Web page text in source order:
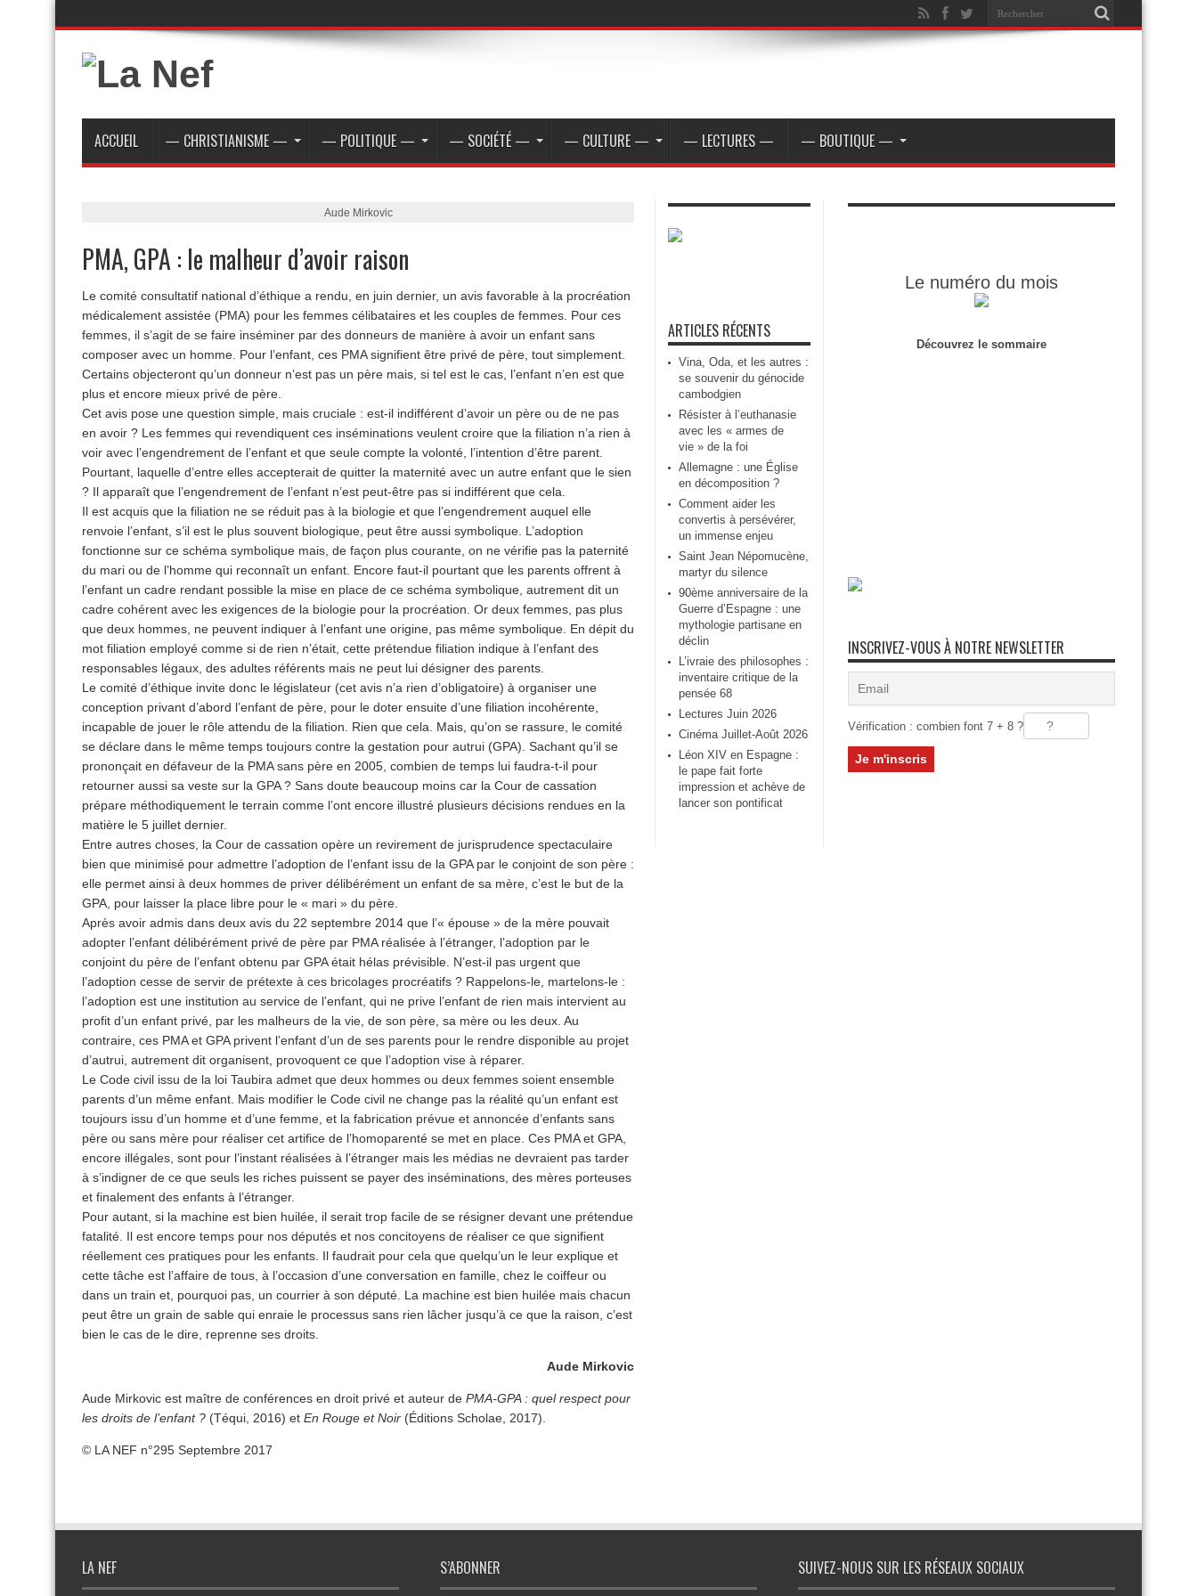
ACCUEIL — CHRISTIANISME — — POLITIQUE — — SOCIÉTÉ — — CULTURE — — LECTURES — — BOUTIQUE —
Aude Mirkovic
PMA, GPA : le malheur d’avoir raison
Le comité consultatif national d’éthique a rendu, en juin dernier, un avis favorable à la procréation
médicalement assistée (PMA) pour les femmes célibataires et les couples de femmes. Pour ces
femmes, il s’agit de se faire inséminer par des donneurs de manière à avoir un enfant sans
composer avec un homme. Pour l’enfant, ces PMA signifient être privé de père, tout simplement.
Certains objecteront qu’un donneur n’est pas un père mais, si tel est le cas, l’enfant n’en est que
plus et encore mieux privé de père.
Cet avis pose une question simple, mais cruciale : est-il indifférent d’avoir un père ou de ne pas
en avoir ? Les femmes qui revendiquent ces inséminations veulent croire que la filiation n’a rien à
voir avec l’engendrement de l’enfant et que seule compte la volonté, l’intention d’être parent.
Pourtant, laquelle d’entre elles accepterait de quitter la maternité avec un autre enfant que le sien
? Il apparaît que l’engendrement de l’enfant n’est peut-être pas si indifférent que cela.
Il est acquis que la filiation ne se réduit pas à la biologie et que l’engendrement auquel elle
renvoie l’enfant, s’il est le plus souvent biologique, peut être aussi symbolique. L’adoption
fonctionne sur ce schéma symbolique mais, de façon plus courante, on ne vérifie pas la paternité
du mari ou de l’homme qui reconnaît un enfant. Encore faut-il pourtant que les parents offrent à
l’enfant un cadre rendant possible la mise en place de ce schéma symbolique, autrement dit un
cadre cohérent avec les exigences de la biologie pour la procréation. Or deux femmes, pas plus
que deux hommes, ne peuvent indiquer à l’enfant une origine, pas même symbolique. En dépit du
mot filiation employé comme si de rien n’était, cette prétendue filiation indique à l’enfant des
responsables légaux, des adultes référents mais ne peut lui désigner des parents.
Le comité d’éthique invite donc le législateur (cet avis n’a rien d’obligatoire) à organiser une
conception privant d’abord l’enfant de père, pour le doter ensuite d’une filiation incohérente,
incapable de jouer le rôle attendu de la filiation. Rien que cela. Mais, qu’on se rassure, le comité
se déclare dans le même temps toujours contre la gestation pour autrui (GPA). Sachant qu’il se
prononçait en défaveur de la PMA sans père en 2005, combien de temps lui faudra-t-il pour
retourner aussi sa veste sur la GPA ? Sans doute beaucoup moins car la Cour de cassation
prépare méthodiquement le terrain comme l’ont encore illustré plusieurs décisions rendues en la
matière le 5 juillet dernier.
Entre autres choses, la Cour de cassation opère un revirement de jurisprudence spectaculaire
bien que minimisé pour admettre l’adoption de l’enfant issu de la GPA par le conjoint de son père :
elle permet ainsi à deux hommes de priver délibérément un enfant de sa mère, c’est le but de la
GPA, pour laisser la place libre pour le « mari » du père.
Après avoir admis dans deux avis du 22 septembre 2014 que l’« épouse » de la mère pouvait
adopter l’enfant délibérément privé de père par PMA réalisée à l’étranger, l’adoption par le
conjoint du père de l’enfant obtenu par GPA était hélas prévisible. N’est-il pas urgent que
l’adoption cesse de servir de prétexte à ces bricolages procréatifs ? Rappelons-le, martelons-le :
l’adoption est une institution au service de l’enfant, qui ne prive l’enfant de rien mais intervient au
profit d’un enfant privé, par les malheurs de la vie, de son père, sa mère ou les deux. Au
contraire, ces PMA et GPA privent l’enfant d’un de ses parents pour le rendre disponible au projet
d’autrui, autrement dit organisent, provoquent ce que l’adoption vise à réparer.
Le Code civil issu de la loi Taubira admet que deux hommes ou deux femmes soient ensemble
parents d’un même enfant. Mais modifier le Code civil ne change pas la réalité qu’un enfant est
toujours issu d’un homme et d’une femme, et la fabrication prévue et annoncée d’enfants sans
père ou sans mère pour réaliser cet artifice de l’homoparenté se met en place. Ces PMA et GPA,
encore illégales, sont pour l’instant réalisées à l’étranger mais les médias ne devraient pas tarder
à s’indigner de ce que seuls les riches puissent se payer des inséminations, des mères porteuses
et finalement des enfants à l’étranger.
Pour autant, si la machine est bien huilée, il serait trop facile de se résigner devant une prétendue
fatalité. Il est encore temps pour nos députés et nos concitoyens de réaliser ce que signifient
réellement ces pratiques pour les enfants. Il faudrait pour cela que quelqu’un le leur explique et
cette tâche est l’affaire de tous, à l’occasion d’une conversation en famille, chez le coiffeur ou
dans un train et, pourquoi pas, un courrier à son député. La machine est bien huilée mais chacun
peut être un grain de sable qui enraie le processus sans rien lâcher jusqu’à ce que la raison, c’est
bien le cas de le dire, reprenne ses droits.
Aude Mirkovic
Aude Mirkovic est maître de conférences en droit privé et auteur de PMA-GPA : quel respect pour
les droits de l’enfant ? (Téqui, 2016) et En Rouge et Noir (Éditions Scholae, 2017).
© LA NEF n°295 Septembre 2017
ARTICLES RÉCENTS
Vina, Oda, et les autres :
se souvenir du génocide
cambodgien
Résister à l’euthanasie
avec les « armes de
vie » de la foi
Allemagne : une Église
en décomposition ?
Comment aider les
convertis à persévérer,
un immense enjeu
Saint Jean Népomucène,
martyr du silence
90ème anniversaire de la
Guerre d’Espagne : une
mythologie partisane en
déclin
L’ivraie des philosophes :
inventaire critique de la
pensée 68
Lectures Juin 2026
Cinéma Juillet-Août 2026
Léon XIV en Espagne :
le pape fait forte
impression et achève de
lancer son pontificat
Le numéro du mois
Découvrez le sommaire
INSCRIVEZ-VOUS À NOTRE NEWSLETTER
Vérification : combien font 7 + 8 ?
LA NEF S’ABONNER SUIVEZ-NOUS SUR LES RÉSEAUX SOCIAUX